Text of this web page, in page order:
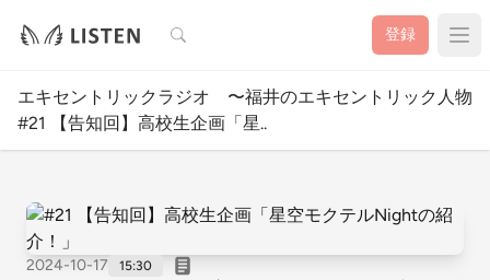
検索 登録
エキセントリックラジオ 〜福井のエキセントリック人物
#21 【告知回】高校生企画「星..
2024-10-17 15:30